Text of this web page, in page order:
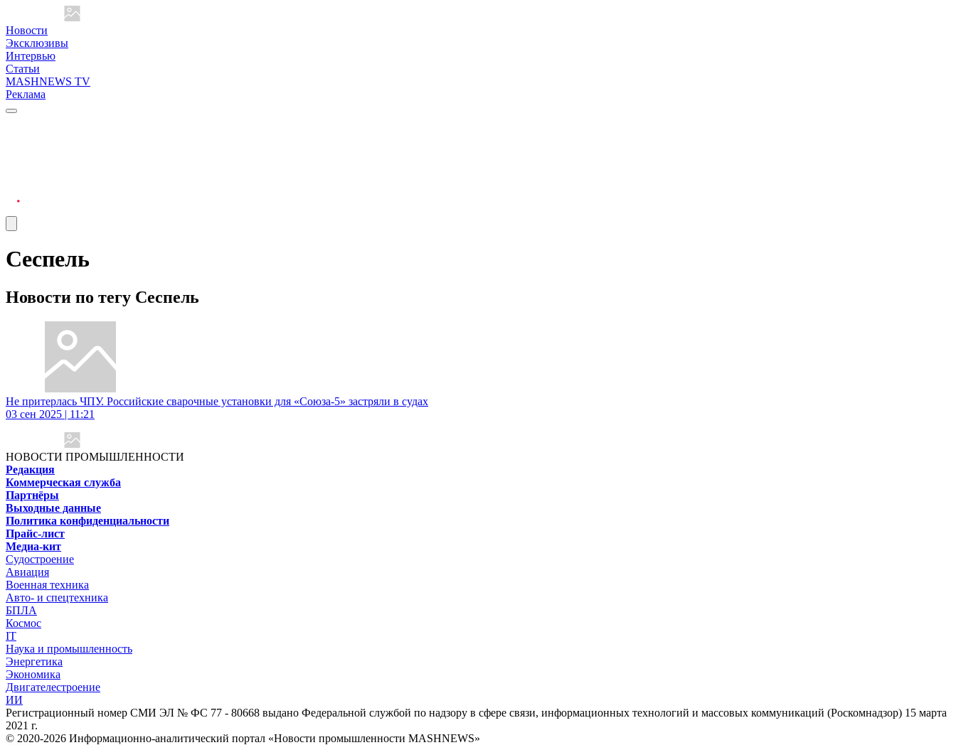
Новости
Эксклюзивы
Интервью
Статьи
MASHNEWS TV
Реклама
Сеспель
Новости по тегу Сеспель
Не притерлась ЧПУ. Российские сварочные установки для «Союза-5» застряли в судах
03 сен 2025 | 11:21
НОВОСТИ ПРОМЫШЛЕННОСТИ
Редакция
Коммерческая служба
Партнёры
Выходные данные
Политика конфиденциальности
Прайс-лист
Медиа-кит
Судостроение
Авиация
Военная техника
Авто- и спецтехника
БПЛА
Космос
IT
Наука и промышленность
Энергетика
Экономика
Двигателестроение
ИИ
Регистрационный номер СМИ ЭЛ № ФС 77 - 80668 выдано Федеральной службой по надзору в сфере связи, информационных технологий и массовых коммуникаций (Роскомнадзор) 15 марта
2021 г.
© 2020-2026 Информационно-аналитический портал «Новости промышленности MASHNEWS»